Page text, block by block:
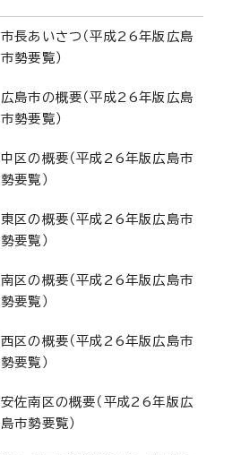
市長あいさつ（平成26年版広島
市勢要覧）
広島市の概要（平成26年版広島
市勢要覧）
中区の概要（平成26年版広島市
勢要覧）
東区の概要（平成26年版広島市
勢要覧）
南区の概要（平成26年版広島市
勢要覧）
西区の概要（平成26年版広島市
勢要覧）
安佐南区の概要（平成26年版広
島市勢要覧）